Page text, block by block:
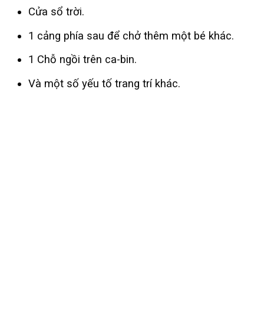
Cửa sổ trời.
1 cảng phía sau để chở thêm một bé khác.
1 Chỗ ngồi trên ca-bin.
Và một số yếu tố trang trí khác.